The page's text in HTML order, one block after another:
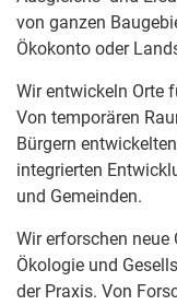
von ganzen
Ökokonto oder
Wir entwickeln Orte
Von temporären
Bürgern
integrierten
und Gemeinden.
Wir erforschen
Ökologie und
der Praxis. Von